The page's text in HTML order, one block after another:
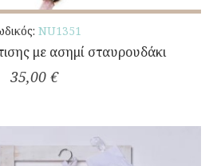
NU1351
με ασημί σταυρουδάκι
35,00 €